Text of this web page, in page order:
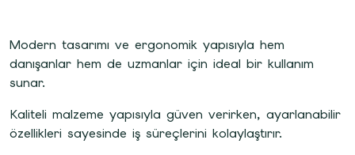
Modern tasarımı ve ergonomik yapısıyla hem
danışanlar hem de uzmanlar için ideal bir kullanım
sunar.
Kaliteli malzeme yapısıyla güven verirken, ayarlanabilir
özellikleri sayesinde iş süreçlerini kolaylaştırır.